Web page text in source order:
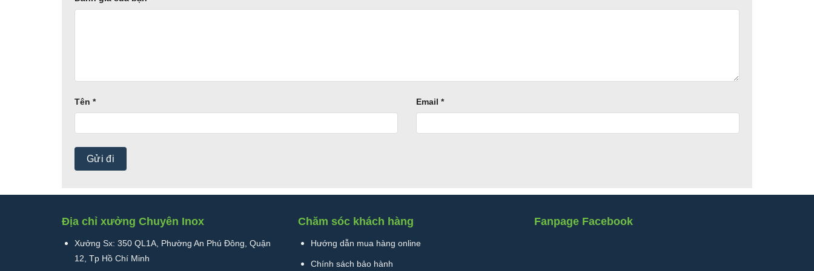
Giá Treo Ly Rượu Vang Inox Mạ Vàng
Chất Liệu Và Công Nghệ Gia Công
Tên * Email *
Địa chỉ xưởng Chuyên Inox
Xưởng Sx: 350 QL1A, Phường An Phú Đông, Quận
12, Tp Hồ Chí Minh
Chăm sóc khách hàng
Hướng dẫn mua hàng online
Chính sách bảo hành
Fanpage Facebook